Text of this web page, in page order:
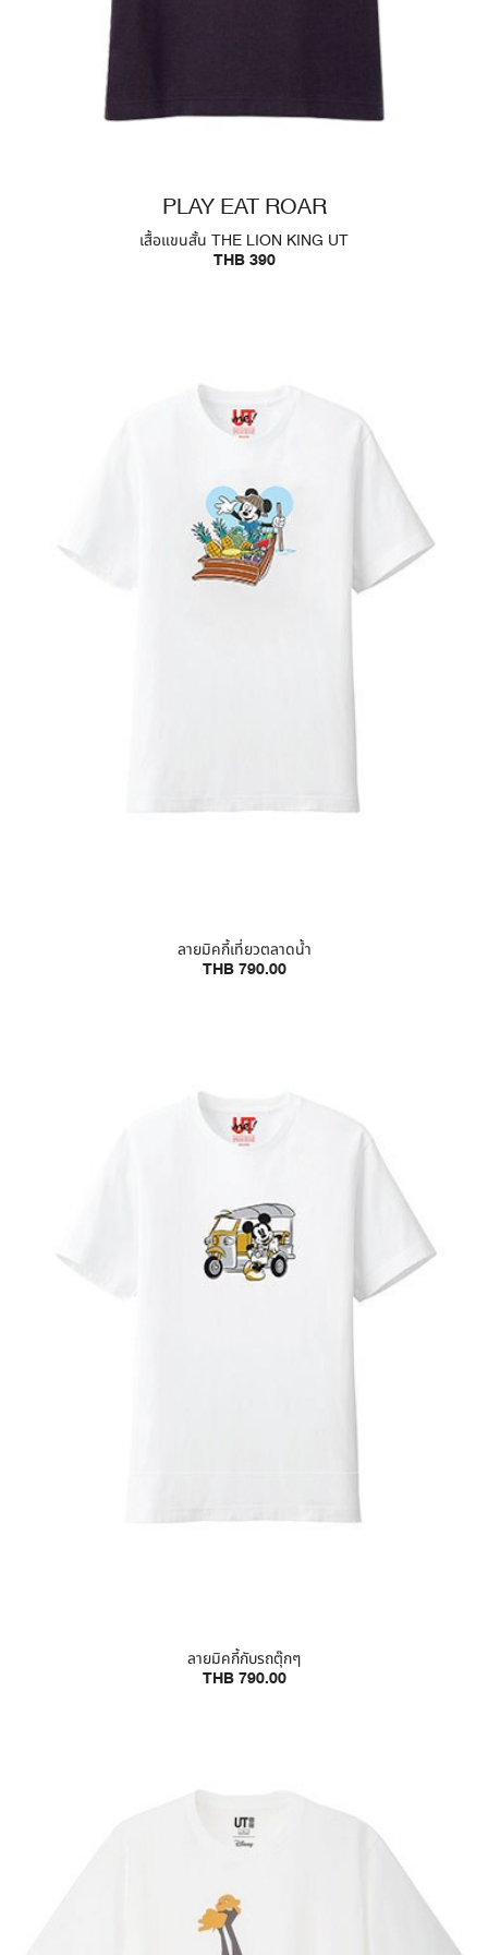
PLAY EAT ROAR
เสื้อแขนสั้น THE LION KING UT
THB 390
ลายมิคกี้เที่ยวตลาดน้ำ
THB 790.00
ลายมิคกี้กับรถตุ๊กๆ
THB 790.00